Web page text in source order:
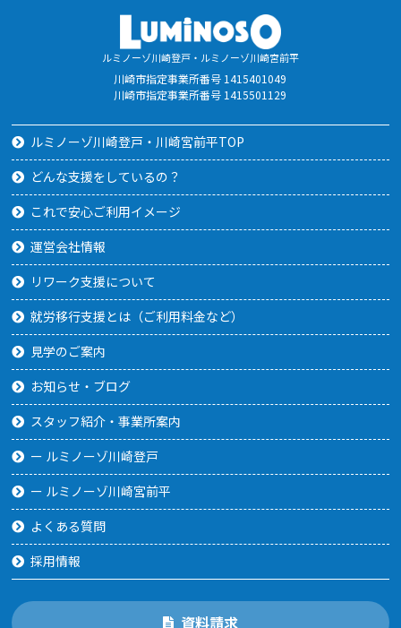
ルミノーゾ川崎登戸・ルミノーゾ川崎宮前平
川崎市指定事業所番号 1415401049
川崎市指定事業所番号 1415501129
ルミノーゾ川崎登戸・川崎宮前平TOP
どんな支援をしているの？
これで安心ご利用イメージ
運営会社情報
リワーク支援について
就労移行支援とは（ご利用料金など）
見学のご案内
お知らせ・ブログ
スタッフ紹介・事業所案内
ー ルミノーゾ川崎登戸
ー ルミノーゾ川崎宮前平
よくある質問
採用情報
資料請求